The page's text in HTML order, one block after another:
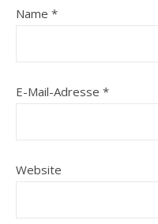
Name *
E-Mail-Adresse *
Website